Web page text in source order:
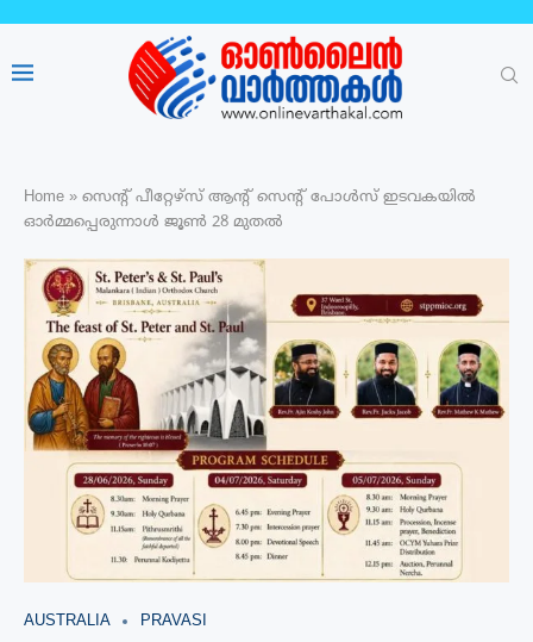
Home » സെൻ്റ് പീറ്റേഴ്‌സ് ആൻ്റ് സെൻ്റ് പോൾസ് ഇടവകയിൽ
ഓർമ്മപ്പെരുന്നാൾ ജൂൺ 28 മുതൽ
AUSTRALIA PRAVASI